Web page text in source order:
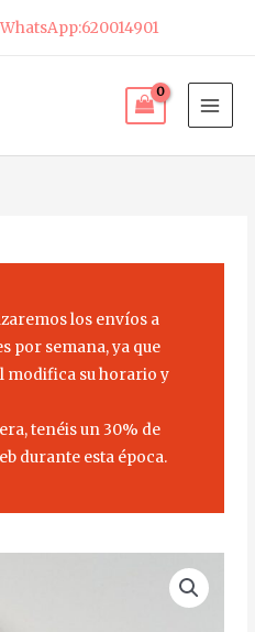
WhatsApp:620014901
los envíos a
por semana, ya que
modifica su horario y
tenéis un 30% de
durante esta época.